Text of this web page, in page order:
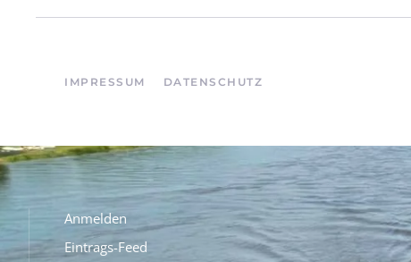
IMPRESSUM DATENSCHUTZ
Anmelden
Eintrags-Feed